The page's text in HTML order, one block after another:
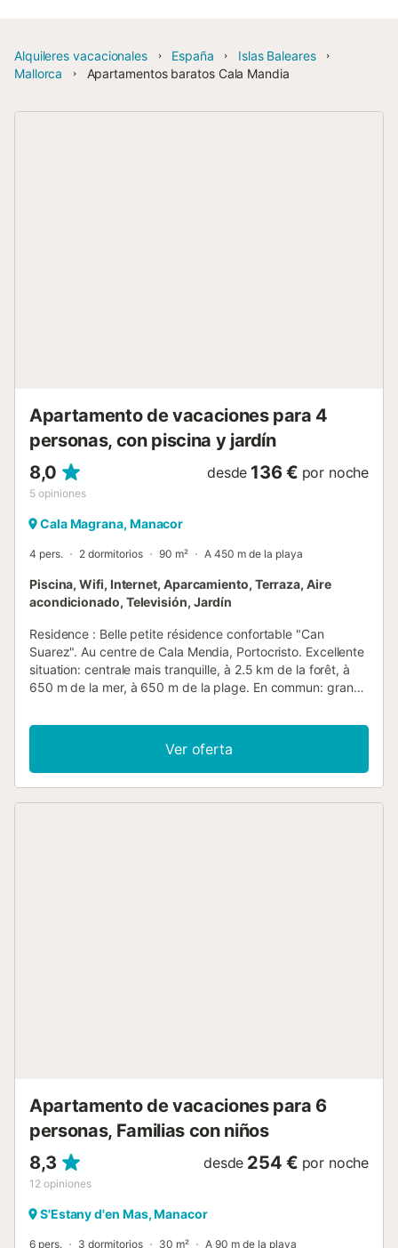
Alquileres vacacionales España
Islas Baleares
Mallorca
Apartamentos baratos Cala Mandia
Apartamento de vacaciones para 4
personas, con piscina y jardín
8,0
5 opiniones
desde 136 € por noche
Cala Magrana, Manacor
4 pers. 2 dormitorios 90 m² A 450 m de la playa
Piscina, Wifi, Internet, Aparcamiento, Terraza, Aire
acondicionado, Televisión, Jardín
Residence : Belle petite résidence confortable "Can
Suarez". Au centre de Cala Mendia, Portocristo. Excellente
situation: centrale mais tranquille, à 2.5 km de la forêt, à
650 m de la mer, à 650 m de la plage. En commun: grand
profondeur 100 - 180 cm, disponibilité saisonnière: 01.Jan.
- 31.Dec.). Douche extérieure, jardinet, entretien de la
piscine par le propriétaire/jardinier. A usage privé: petit
jardin entretenu avec pelouse et plantes. Pergola, terrasse,
Ver oferta
Apartamento de vacaciones para 6
personas, Familias con niños
8,3
12 opiniones
desde 254 € por noche
S'Estany d'en Mas, Manacor
6 pers. 3 dormitorios 30 m² A 90 m de la playa